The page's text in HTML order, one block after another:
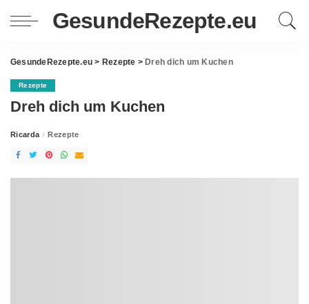
GesundeRezepte.eu
GesundeRezepte.eu > Rezepte > Dreh dich um Kuchen
Rezepte
Dreh dich um Kuchen
Posted
Ricarda Rezepte